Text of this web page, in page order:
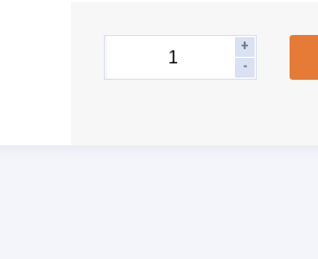
+
-